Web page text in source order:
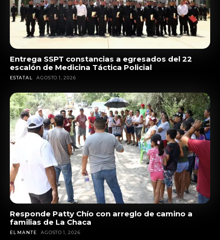
Entrega SSPT constancias a egresados del 22
escalón de Medicina Táctica Policial
ESTATAL AGOSTO 1, 2026
Responde Patty Chío con arreglo de camino a
familias de La Chaca
EL MANTE AGOSTO 1, 2026